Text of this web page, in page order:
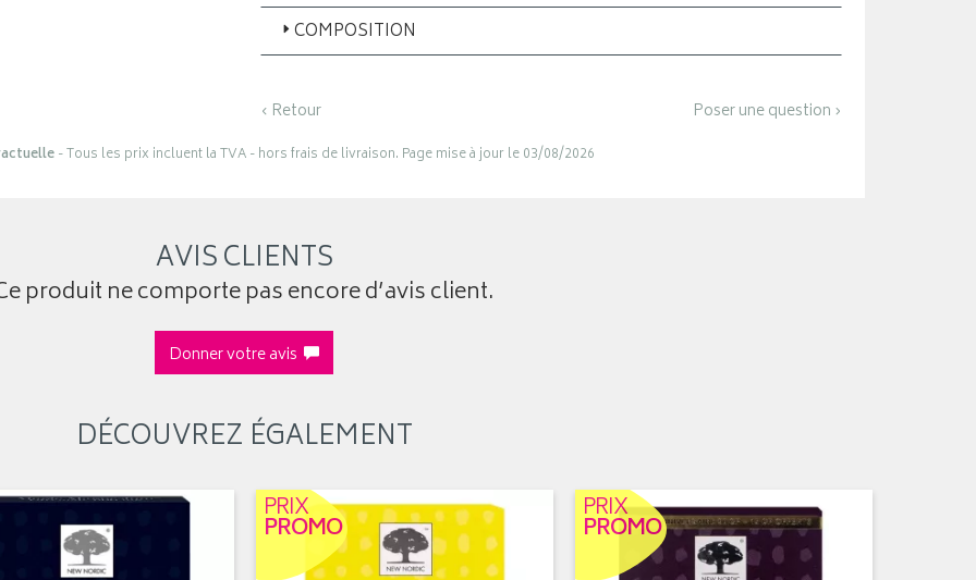
COMPOSITION
‹ Retour Poser une question ›
- Tous les prix incluent la TVA - hors frais de livraison. Page mise à jour le 03/08/2026
AVIS CLIENTS
produit ne comporte pas encore d’avis client.
Donner votre avis
DÉCOUVREZ ÉGALEMENT
PRIX
PROMO
PRIX
PROMO